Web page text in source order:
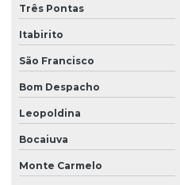
Três Pontas
Itabirito
São Francisco
Bom Despacho
Leopoldina
Bocaiuva
Monte Carmelo